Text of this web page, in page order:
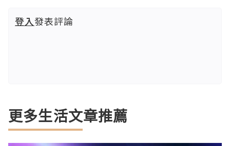
登入發表評論
更多生活文章推薦